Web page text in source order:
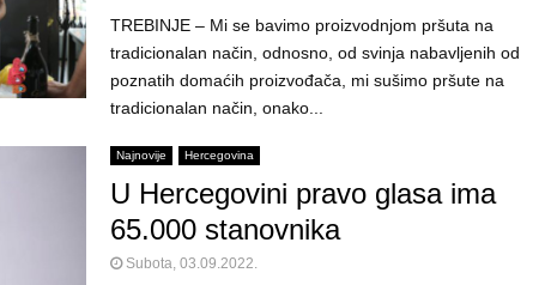
TREBINJE – Mi se bavimo proizvodnjom pršuta na
tradicionalan način, odnosno, od svinja nabavljenih od
poznatih domaćih proizvođača, mi sušimo pršute na
tradicionalan način, onako...
Najnovije Hercegovina
U Hercegovini pravo glasa ima
65.000 stanovnika
Subota, 03.09.2022.